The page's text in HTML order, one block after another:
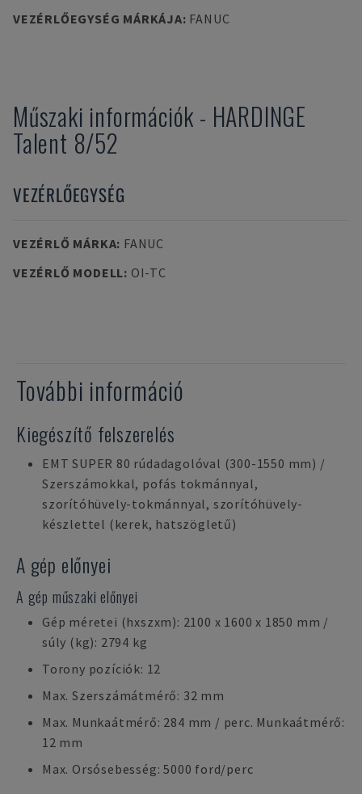
VEZÉRLŐEGYSÉG MÁRKÁJA: FANUC
Műszaki információk - HARDINGE
Talent 8/52
VEZÉRLŐEGYSÉG
VEZÉRLŐ MÁRKA: FANUC
VEZÉRLŐ MODELL: OI-TC
További információ
Kiegészítő felszerelés
EMT SUPER 80 rúdadagolóval (300-1550 mm) /
Szerszámokkal, pofás tokmánnyal,
szorítóhüvely-tokmánnyal, szorítóhüvely-
készlettel (kerek, hatszögletű)
A gép előnyei
A gép műszaki előnyei
Gép méretei (hxszxm): 2100 x 1600 x 1850 mm /
súly (kg): 2794 kg
Torony pozíciók: 12
Max. Szerszámátmérő: 32 mm
Max. Munkaátmérő: 284 mm / perc. Munkaátmérő:
12 mm
Max. Orsósebesség: 5000 ford/perc